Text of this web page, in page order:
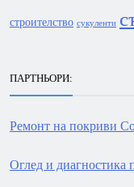
строителство сукуленти
ПАРТНЬОРИ:
Ремонт на покриви
Оглед и диагностика